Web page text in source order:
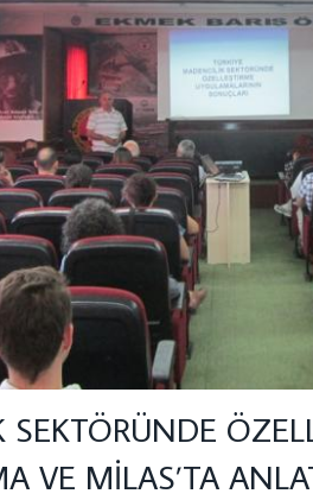
VE MİLAS’TA